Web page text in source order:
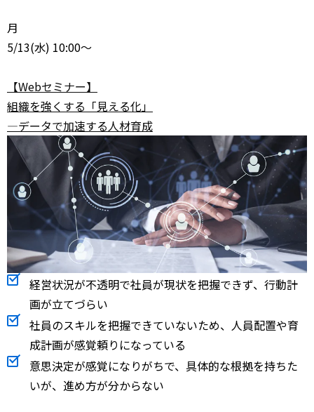
月
5/13(水) 10:00～
【Webセミナー】
組織を強くする「見える化」
―データで加速する人材育成
経営状況が不透明で社員が現状を把握できず、行動計
画が立てづらい
社員のスキルを把握できていないため、人員配置や育
成計画が感覚頼りになっている
意思決定が感覚になりがちで、具体的な根拠を持ちた
いが、進め方が分からない